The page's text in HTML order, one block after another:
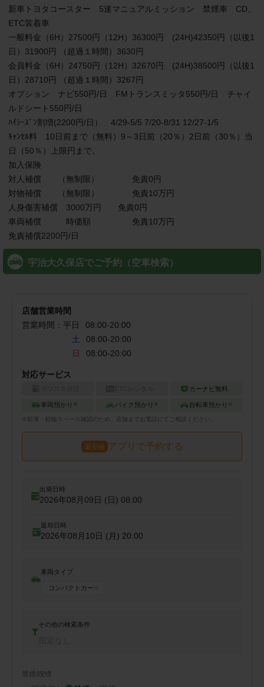
新車トヨタコースター　5速マニュアルミッション　禁煙車　CD、
ETC装着車
一般料金（6H）27500円（12H）36300円　(24H)42350円（以後1
日）31900円 （超過１時間）3630円
会員料金（6H）24750円（12H）32670円　(24H)38500円（以後1
日）28710円 （超過１時間）3267円
オプション　ナビ550円/日　FMトランスミッタ550円/日　チャイ
ルドシート550円/日
ﾊｲｼｰｽﾞﾝ割増(2200円/日）　4/29-5/5 7/20-8/31 12/27-1/5
ｷｬﾝｾﾙ料　10日前まで（無料）9～3日前（20％）2日前（30％）当
日（50％）上限円まで。
加入保険
対人補償　　（無制限）　　　　免責0円
対物補償　　（無制限）　　　　免責10万円
人身傷害補償　3000万円　　免責0円
車両補償　　　時価額　　　　　免責10万円
免責補償2200円/日
宇治大久保店でご予約（空車検索）
店舗営業時間
営業時間： 平日 08:00-20:00
土
08:00-20:00
日
08:00-20:00
対応サービス
カーナビ無料
車両預かり ※ バイク預かり ※ 自転車預かり ※
※ 駐車・駐輪 スペース確認のため、店舗までお電話にてご相談ください。
最安値 アプリで予約する
出発日時
2026年08月09日 (日) 08:00
返却日時
2026年08月10日 (月) 20:00
車両タイプ
コンパクトカー
その他の検索条件
禁煙/喫煙